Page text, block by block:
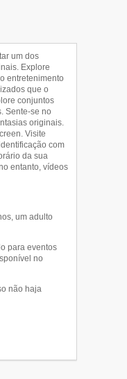
um dos
Explore
entretenimento
que o
conjuntos
Sente-se no
originais.
Visite
com
da sua
entanto, vídeos
um adulto
para eventos
no
não haja